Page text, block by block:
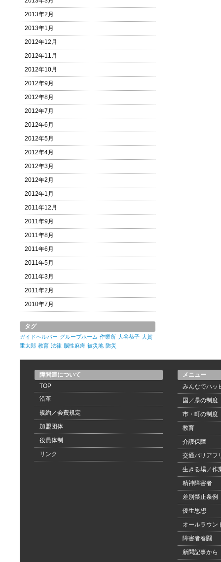
2013年2月
2013年1月
2012年12月
2012年11月
2012年10月
2012年9月
2012年8月
2012年7月
2012年6月
2012年5月
2012年4月
2012年3月
2012年2月
2012年1月
2011年12月
2011年9月
2011年8月
2011年6月
2011年5月
2011年3月
2011年2月
2010年7月
タグ
ガイドヘルパー グループホーム 作業所 大谷恭子 大賀
重太郎 教育 法律 脳性麻痺 被災地 防災
障問連について
TOP
沿革
規約／会費規定
加盟団体
役員体制
リンク
メニュー
みんなでハッ
国／県の制度
市・町の制度
教育
介護保障
交通バリアフ
生きる場／作
精神障害者
差別禁止条例
優生思想
オールラウン
障害者春闘
新聞記事から